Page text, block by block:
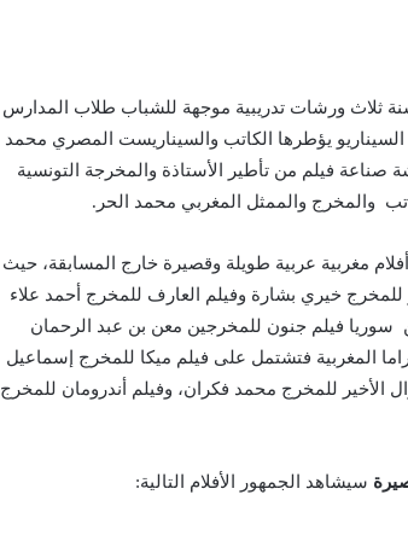
ثلاث ورشات تدريبية موجهة للشباب طلاب المدارس
السيناريو يؤطرها الكاتب والسيناريست المصري محمد
فيلم من تأطير الأستاذة والمخرجة التونسية
والمخرج والممثل المغربي محمد الحر.
مغربية عربية طويلة وقصيرة خارج المسابقة، حيث
خيري بشارة وفيلم العارف للمخرج أحمد علاء
سوريا فيلم جنون للمخرجين معن بن عبد الرحمان
المغربية فتشتمل على فيلم ميكا للمخرج إسماعيل
للمخرج محمد فكران، وفيلم أندرومان للمخرج
سيشاهد الجمهور الأفلام التالية: